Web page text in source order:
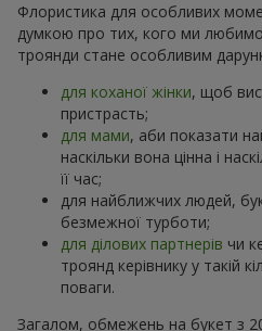
Флористика для особливих
думкою про тих, кого ми
троянди стане особливим
для коханої жінки, щоб
пристрасть;
для мами, аби показати
наскільки вона цінна і
її час;
для найближчих людей,
безмежної турботи;
для ділових партнерів чи
троянд керівнику у такій
поваги.
Загалом, обмежень на букет з